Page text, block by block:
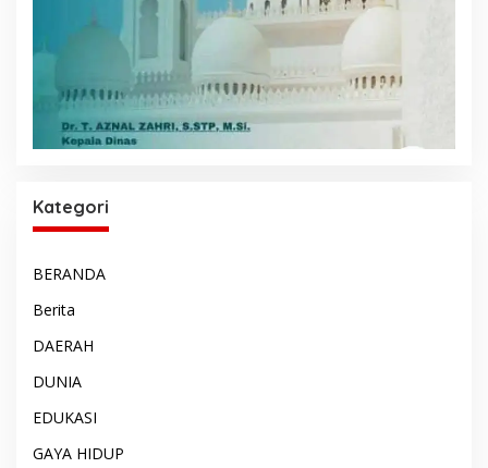
Kategori
BERANDA
Berita
DAERAH
DUNIA
EDUKASI
GAYA HIDUP